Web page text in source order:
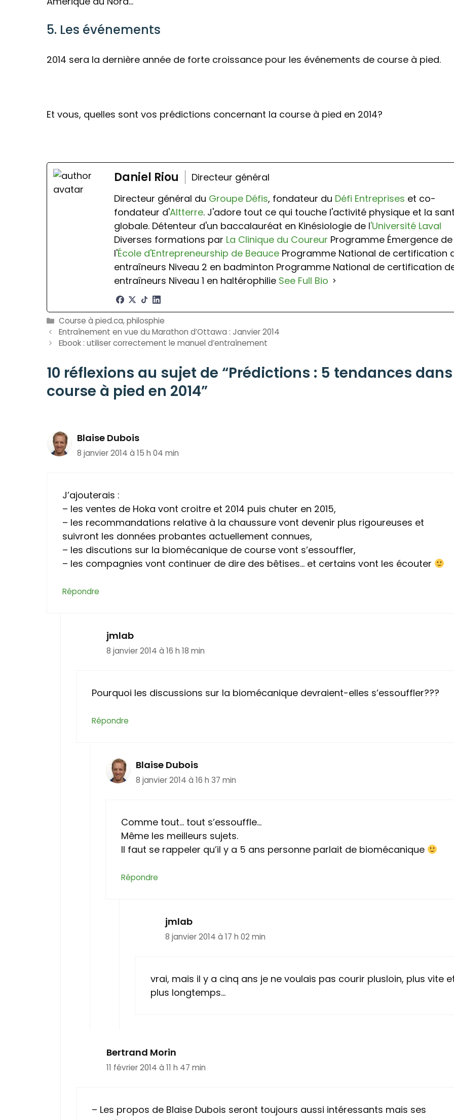
5. Les événements
2014 sera la dernière année de forte croissance pour les événements de course à pied.
Et vous, quelles sont vos prédictions concernant la course à pied en 2014?
Daniel Riou
Directeur général
Directeur général du Groupe Défis, fondateur du Défi Entreprises et co-
fondateur d'Altterre. J'adore tout ce qui touche l'activité physique et la
globale. Détenteur d'un baccalauréat en Kinésiologie de l'Université Laval
Diverses formations par La Clinique du Coureur Programme Émergence de
l'École d'Entrepreneurship de Beauce Programme National de certification
entraîneurs Niveau 2 en badminton Programme National de certification
entraîneurs Niveau 1 en haltérophilie See Full Bio
Catégories
Course à pied.ca,philosphie
Entraînement en vue du Marathon d’Ottawa : Janvier 2014
Ebook : utiliser correctement le manuel d’entraînement
10 réflexions au sujet de “Prédictions : 5 tendances
course à pied en 2014”
Blaise Dubois
8 janvier 2014 à 15 h 04 min
J’ajouterais :
– les ventes de Hoka vont croitre et 2014 puis chuter en 2015,
– les recommandations relative à la chaussure vont devenir plus rigoureuses et
suivront les données probantes actuellement connues,
– les discutions sur la biomécanique de course vont s’essouffler,
– les compagnies vont continuer de dire des bêtises… et certains vont les écouter
Répondre
jmlab
8 janvier 2014 à 16 h 18 min
Pourquoi les discussions sur la biomécanique devraient-elles s’essouffler???
Répondre
Blaise Dubois
8 janvier 2014 à 16 h 37 min
Comme tout… tout s’essouffle…
Même les meilleurs sujets.
Il faut se rappeler qu’il y a 5 ans personne parlait de biomécanique
Répondre
jmlab
8 janvier 2014 à 17 h 02 min
vrai, mais il y a cinq ans je ne voulais pas courir plusloin, plus vite
plus longtemps…
Bertrand Morin
11 février 2014 à 11 h 47 min
– Les propos de Blaise Dubois seront toujours aussi intéressants mais ses